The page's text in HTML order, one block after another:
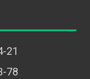
21
78